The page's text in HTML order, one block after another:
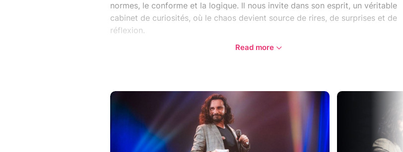
normes, le conforme et la logique. Il nous invite dans son esprit, un véritable
cabinet de curiosités, où le chaos devient source de rires, de surprises et de
réflexion.
Touche à tout, William Pilet allie humour absurde à la sauce anglaise et
comique d’accessoires, relevé d’une noirceur comme un café sans lait. Il fait
l’humour comme il fait l’amour : avec des gadgets et en musique. Le but est de
vous marquer durablement, de provoquer un trauma.
Read more